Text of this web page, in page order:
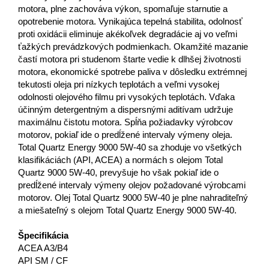
motora, plne zachováva výkon, spomaľuje starnutie a
opotrebenie motora. Vynikajúca tepelná stabilita, odolnosť
proti oxidácii eliminuje akékoľvek degradácie aj vo veľmi
ťažkých prevádzkových podmienkach. Okamžité mazanie
častí motora pri studenom štarte vedie k dlhšej životnosti
motora, ekonomické spotrebe paliva v dôsledku extrémnej
tekutosti oleja pri nízkych teplotách a veľmi vysokej
odolnosti olejového filmu pri vysokých teplotách. Vďaka
účinným detergentným a dispersnými aditívam udržuje
maximálnu čistotu motora. Spĺňa požiadavky výrobcov
motorov, pokiaľ ide o predĺžené intervaly výmeny oleja.
Total Quartz Energy 9000 5W-40 sa zhoduje vo všetkých
klasifikáciách (API, ACEA) a normách s olejom Total
Quartz 9000 5W-40, prevyšuje ho však pokiaľ ide o
predĺžené intervaly výmeny olejov požadované výrobcami
motorov. Olej Total Quartz 9000 5W-40 je plne nahraditeľný
a miešateľný s olejom Total Quartz Energy 9000 5W-40.
Špecifikácia
ACEA A3/B4
API SM / CF